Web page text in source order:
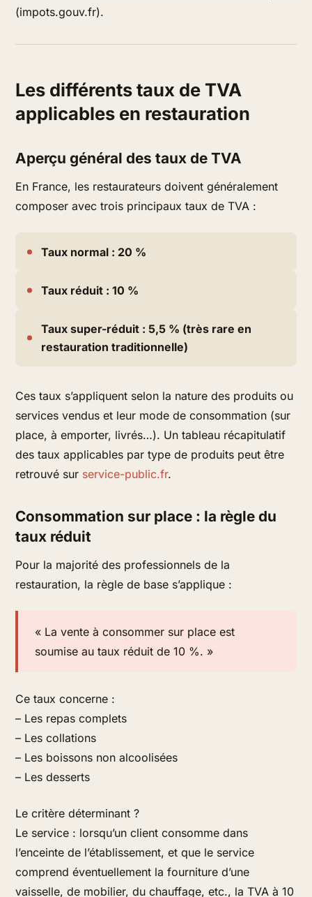
(impots.gouv.fr).
Les différents taux de TVA
applicables en restauration
Aperçu général des taux de TVA
En France, les restaurateurs doivent généralement
composer avec trois principaux taux de TVA :
Taux normal : 20 %
Taux réduit : 10 %
Taux super-réduit : 5,5 % (très rare en
restauration traditionnelle)
Ces taux s’appliquent selon la nature des produits ou
services vendus et leur mode de consommation (sur
place, à emporter, livrés…). Un tableau récapitulatif
des taux applicables par type de produits peut être
retrouvé sur service-public.fr.
Consommation sur place : la règle du
taux réduit
Pour la majorité des professionnels de la
restauration, la règle de base s’applique :
« La vente à consommer sur place est
soumise au taux réduit de 10 %. »
Ce taux concerne :
– Les repas complets
– Les collations
– Les boissons non alcoolisées
– Les desserts
Le critère déterminant ?
Le service : lorsqu’un client consomme dans
l’enceinte de l’établissement, et que le service
comprend éventuellement la fourniture d’une
vaisselle, de mobilier, du chauffage, etc., la TVA à 10